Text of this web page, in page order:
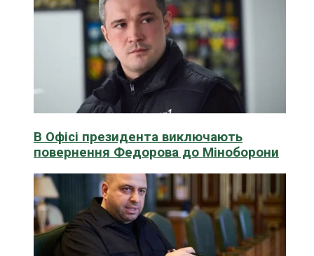
В Офісі президента виключають
повернення Федорова до Міноборони